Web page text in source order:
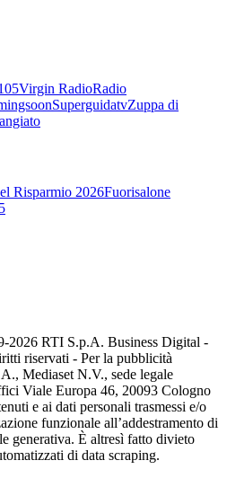
Virgin RadioRadio
SuperguidatvZuppa di
Risparmio 2026Fuorisalone
2026 RTI S.p.A. Business Digital -
riservati - Per la pubblicità
Mediaset N.V., sede legale
Viale Europa 46, 20093 Cologno
e ai dati personali trasmessi e/o
funzionale all’addestramento di
generativa. È altresì fatto divieto
di data scraping.